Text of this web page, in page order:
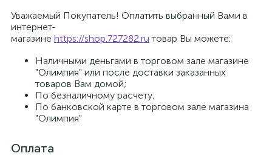
Уважаемый Покупатель! Оплатить выбранный Вами в
интернет-
магазине https://shop.727282.ru товар Вы можете:
Наличными деньгами в торговом зале магазине
"Олимпия" или после доставки заказанных
товаров Вам домой;
По безналичному расчету;
По банковской карте в торговом зале магазина
"Олимпия"
Оплата